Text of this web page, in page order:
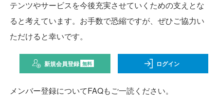
テンツやサービスを今後充実させていくための支えとな
ると考えています。お手数で恐縮ですが、ぜひご協力い
ただけると幸いです。
新規会員登録 無料 ログイン
メンバー登録についてFAQもご一読ください。